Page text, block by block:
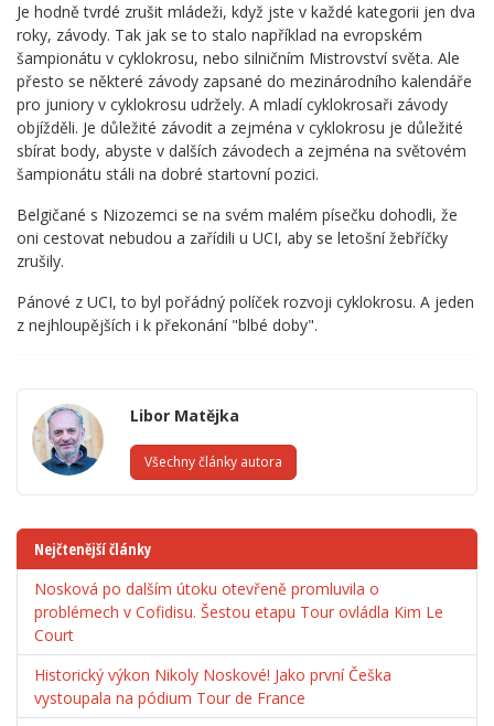
Je hodně tvrdé zrušit mládeži, když jste v každé kategorii jen dva
roky, závody. Tak jak se to stalo například na evropském
šampionátu v cyklokrosu, nebo silničním Mistrovství světa. Ale
přesto se některé závody zapsané do mezinárodního kalendáře
pro juniory v cyklokrosu udržely. A mladí cyklokrosaři závody
objížděli. Je důležité závodit a zejména v cyklokrosu je důležité
sbírat body, abyste v dalších závodech a zejména na světovém
šampionátu stáli na dobré startovní pozici.
Belgičané s Nizozemci se na svém malém písečku dohodli, že
oni cestovat nebudou a zařídili u UCI, aby se letošní žebříčky
zrušily.
Pánové z UCI, to byl pořádný políček rozvoji cyklokrosu. A jeden
z nejhloupějších i k překonání "blbé doby".
Libor Matějka
Všechny články autora
Nejčtenější články
Nosková po dalším útoku otevřeně promluvila o
problémech v Cofidisu. Šestou etapu Tour ovládla Kim Le
Court
Historický výkon Nikoly Noskové! Jako první Češka
vystoupala na pódium Tour de France